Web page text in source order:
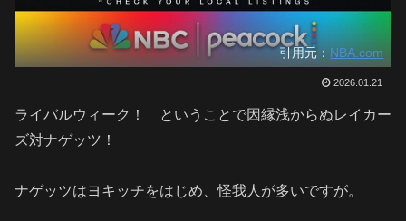
引用元： NBA.com
2026.01.21
ライバルウィーク！ ということで因縁浅からぬレイカー
ズ対ナゲッツ！
ナゲッツはヨキッチをはじめ、怪我人が多いですが。